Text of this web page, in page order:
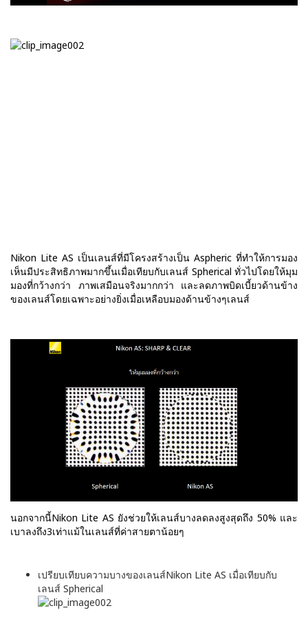
Nikon Lite AS เป็นเลนส์ที่มีโครงสร้างเป็น Aspheric ที่ทำให้การมอง
เห็นมีประสิทธิภาพมากขึ้นเมื่อเทียบกับเลนส์ Spherical ทั่วไปโดยให้มุม
มองที่กว้างกว่า ภาพเสมือนจริงมากกว่า และลดภาพบิดเบี้ยวด้านข้าง
ของเลนส์โดยเฉพาะอย่างยิ่งเมื่อเหลือบมองด้านข้างๆเลนส์
นอกจากนี้Nikon Lite AS ยังช่วยให้เลนส์บางลดลงสูงสุดถึง 50% และ
เบาลงถึง3เท่าแม้ในเลนส์ที่ค่าสายตาน้อยๆ
เปรียบเทียบความบางของเลนส์Nikon Lite AS เมื่อเทียบกับ
เลนส์ Spherical